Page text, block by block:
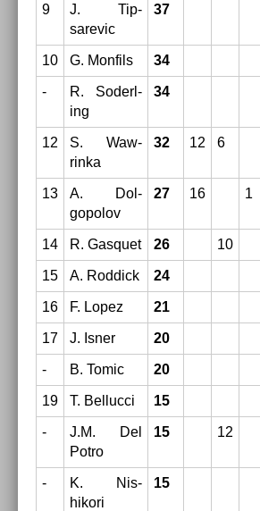
9
J. Tip­
sarevic
37
10 G. Mon­fils 34
-
R. Soderl­
ing
34
12
S. Waw­
rinka
32 12 6
13
A. Dol­
gopolov
27 16 1
14 R. Gas­quet 26 10
15 A. Rod­dick 24
16 F. Lopez 21
17 J. Isner 20
- B. Tomic 20
19 T. Be­lluc­ci 15
-
J.M. Del
Potro
15 12
-
K. Nis­
hikori
15